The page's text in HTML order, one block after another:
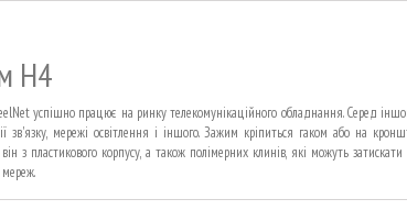
Н4
успішно працює на ринку телекомунікаційного обладнання. Серед
зв'язку, мережі освітлення і іншого. Зажим кріпиться гаком або на
з пластикового корпусу, а також полімерних клинів, які можуть